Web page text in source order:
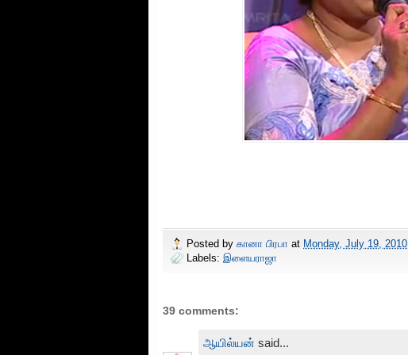
Posted by கானா பிரபா at Monday, July 19, 2010
Labels: இளையராஜா
39 comments:
ஆயில்யன் said...